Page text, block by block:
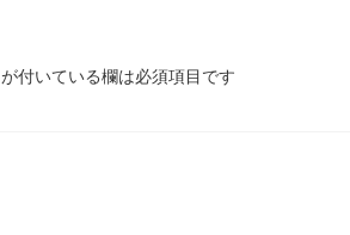
が付いている欄は必須項目です